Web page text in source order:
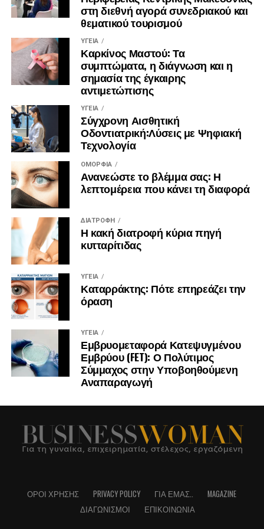
ιστορικά μνημεία, περιοχές υψηλού φυσικού κάλλους και
την αυθεντική μακεδονική
γαστρονομία.
στη διεθνή αγορά συνεδριακού και
θεματικού τουρισμού
ΥΓΕΊΑ
Καρκίνος Μαστού: Τα
συμπτώματα, η διάγνωση και η
σημασία της έγκαιρης
αντιμετώπισης
ΥΓΕΊΑ
Σύγχρονη Αισθητική
Οδοντιατρική:Λύσεις με Ψηφιακή
Τεχνολογία
ΟΜΟΡΦΙΆ
Ανανεώστε το βλέμμα σας: Η
λεπτομέρεια που κάνει τη διαφορά
ΔΙΑΤΡΟΦΉ
Η κακή διατροφή κύρια πηγή
κυτταρίτιδας
ΥΓΕΊΑ
Καταρράκτης: Πότε επηρεάζει την
όραση
ΥΓΕΊΑ
Εμβρυομεταφορά Κατεψυγμένου
Εμβρύου (FET): Ο Πολύτιμος
Σύμμαχος στην Υποβοηθούμενη
Αναπαραγωγή
ΌΡΟΙ ΧΡΉΣΗΣ PRIVACY POLICY ΓΙΑ ΕΜΆΣ..
MAGAZINE
ΔΙΑΓΩΝΙΣΜΟΊ
ΕΠΙΚΟΙΝΩΝΊΑ